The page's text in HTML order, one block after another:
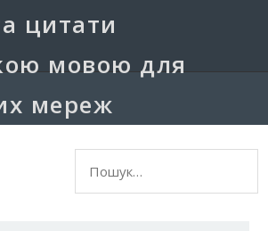
цитати
мовою для
мереж